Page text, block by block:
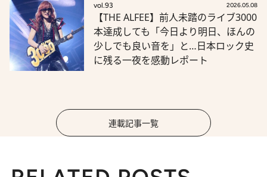
vol.93 2026.05.08
【THE ALFEE】前人未踏のライブ3000
本達成しても「今日より明日、ほんの
少しでも良い音を」と…日本ロック史
に残る一夜を感動レポート
連載記事一覧